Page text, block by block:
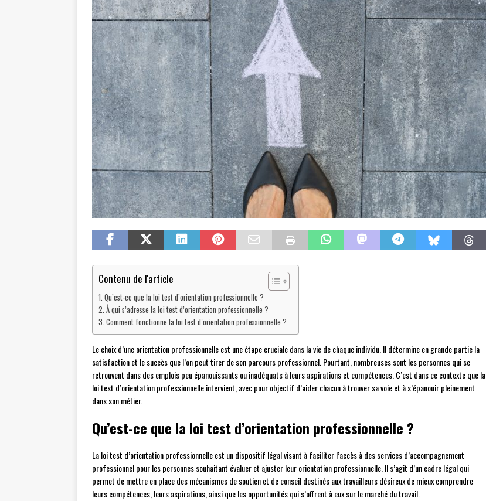
Contenu de l'article
Qu’est-ce que la loi test d’orientation professionnelle ?
À qui s’adresse la loi test d’orientation professionnelle ?
Comment fonctionne la loi test d’orientation professionnelle ?
Le choix d’une orientation professionnelle est une étape cruciale dans la vie de chaque individu. Il détermine en grande partie la
satisfaction et le succès que l’on peut tirer de son parcours professionnel. Pourtant, nombreuses sont les personnes qui se
retrouvent dans des emplois peu épanouissants ou inadéquats à leurs aspirations et compétences. C’est dans ce contexte que la
loi test d’orientation professionnelle intervient, avec pour objectif d’aider chacun à trouver sa voie et à s’épanouir pleinement
dans son métier.
Qu’est-ce que la loi test d’orientation professionnelle ?
La loi test d’orientation professionnelle est un dispositif légal visant à faciliter l’accès à des services d’accompagnement
professionnel pour les personnes souhaitant évaluer et ajuster leur orientation professionnelle. Il s’agit d’un cadre légal qui
permet de mettre en place des mécanismes de soutien et de conseil destinés aux travailleurs désireux de mieux comprendre
leurs compétences, leurs aspirations, ainsi que les opportunités qui s’offrent à eux sur le marché du travail.